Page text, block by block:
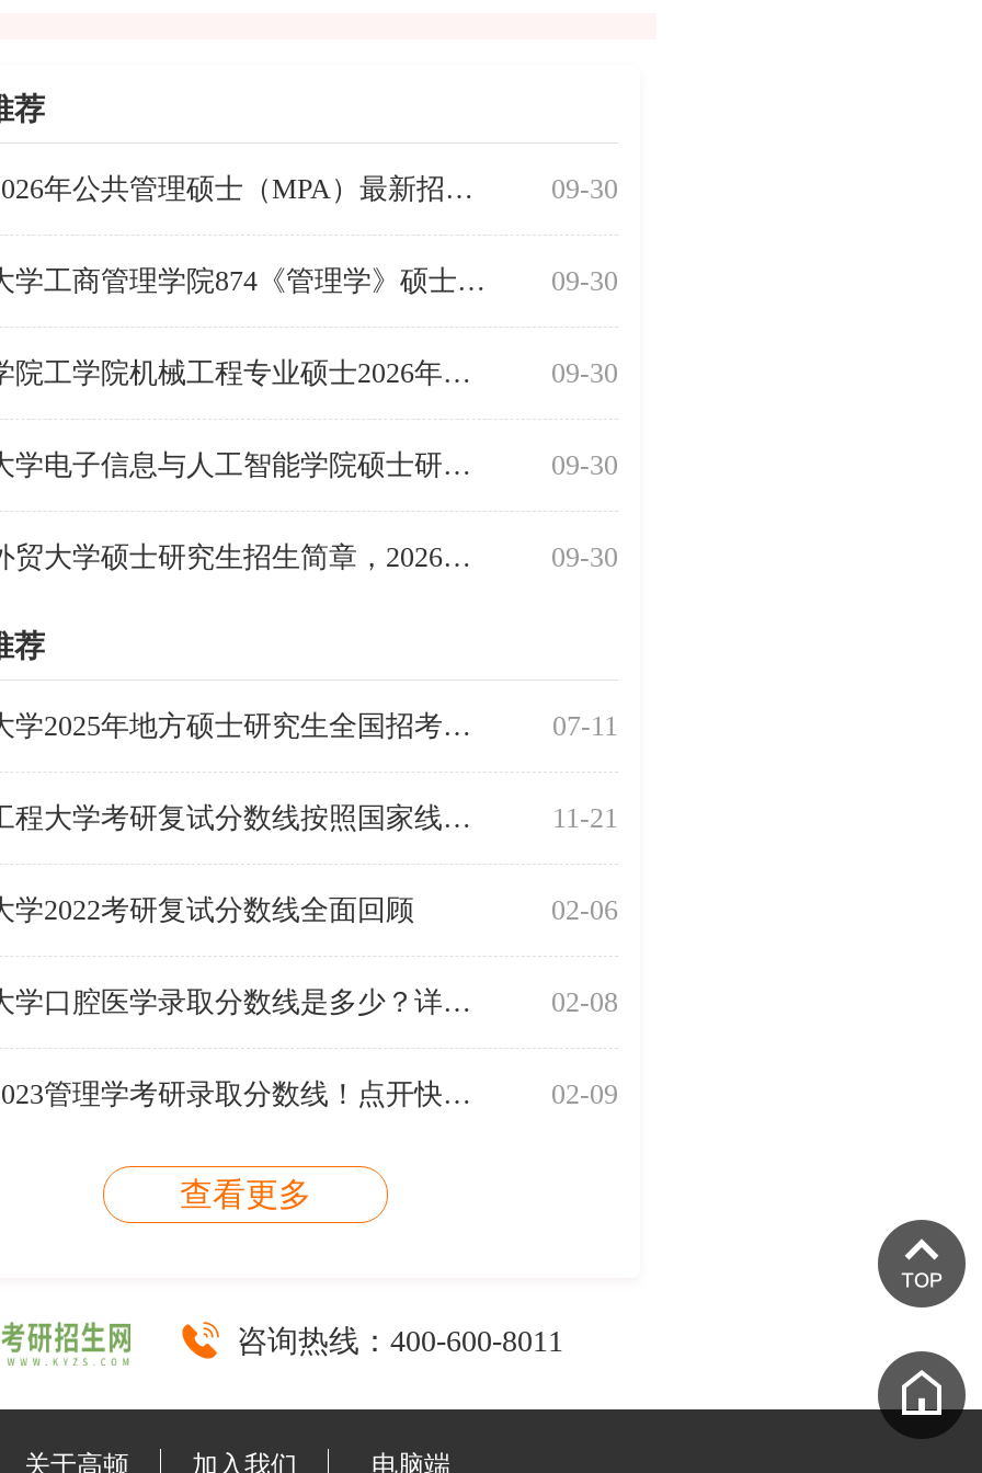
荐
深圳大学2026年公共管理硕士（MPA）最新招生信息 09-30
河南理工大学工商管理学院874《管理学》硕士研究生20 09-30
湖州师范学院工学院机械工程专业硕士2026年考试大纲 09-30
陕西科技大学电子信息与人工智能学院硕士研究生入学考 09-30
广东外语外贸大学硕士研究生招生简章，2026考研新发布 09-30
荐
国防科技大学2025年地方硕士研究生全国招考复试分数控 07-11
2022武汉工程大学考研复试分数线按照国家线执行 11-21
学2022考研复试分数线全面回顾 02-06
2023山东大学口腔医学录取分数线是多少？详情查看 02-08
南开大学2023管理学考研录取分数线！点开快查看 02-09
查看更多
咨询热线： 400-600-8011
关于高顿 加入我们 电脑端